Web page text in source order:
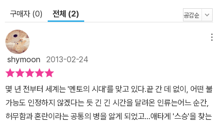
류의 고전으로 사랑받고 있다. 「이솝 우화」는 2,500년 전 그리스의
현인 이솝이 만든 우화를 모아 엮은 책이다. 이솝은 신분은 노예였다.
그는 전쟁에서 사람을 구해 낸 상으로 노예 신분에서 해방되었다고
한다. 이후 여러 지방을 여행하며 다양한 경험을 쌓았고 자신의 깨달
음을 많은 사람에게 알리고자 했다. 그는 우화를 지어 정치와 사회 그
리고 처세에 대한 재미있는 이야기를 사람들에게 들려줬고 뛰어난 이
야기꾼으로 명성을 얻었다. 이솝은 어지러운 당시 상황이 반영된 촌
철살인과도 같은 이야기로 현인으로 칭송받게 되었고 재상의 자리까
지 오른다. 이솝은 바른말만 고집했던 이유로 모함을 받아 죽임을 당
구매자 (0) 전체 (2)
shymoon 2013-02-24
몇 년 전부터 세계는 '멘토의 시대'를 맞고 있다.끝 간 데 없이, 어떤 불
가능도 인정하지 않겠다는 듯 긴 긴 시간을 달려온 인류는어느 순간,
허무함과 혼란이라는 공통의 병을 앓게 되었고...애타게 '스승'을 찾는